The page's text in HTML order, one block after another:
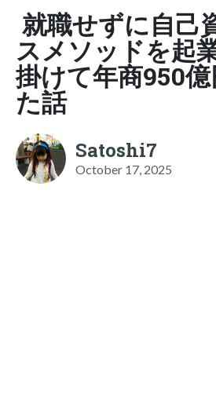
就職せずに自己
スメソッドを起
掛けて年商950
た話
Satoshi7
October 17, 2025